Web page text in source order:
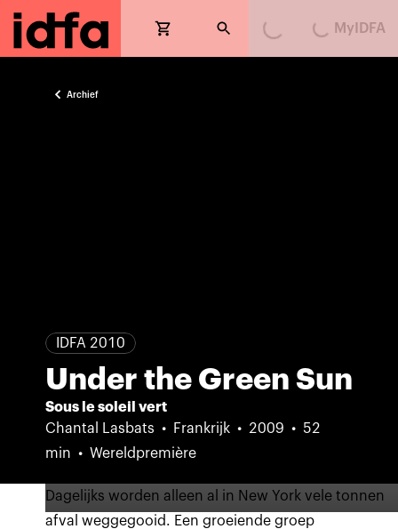
Loading...Loading...
MyIDFA
Archief
IDFA 2010
Under the Green Sun
Sous le soleil vert
Chantal Lasbats
Frankrijk 2009
52
min
Wereldpremière
Dagelijks worden alleen al in New York vele tonnen
afval weggegooid. Een groeiende groep